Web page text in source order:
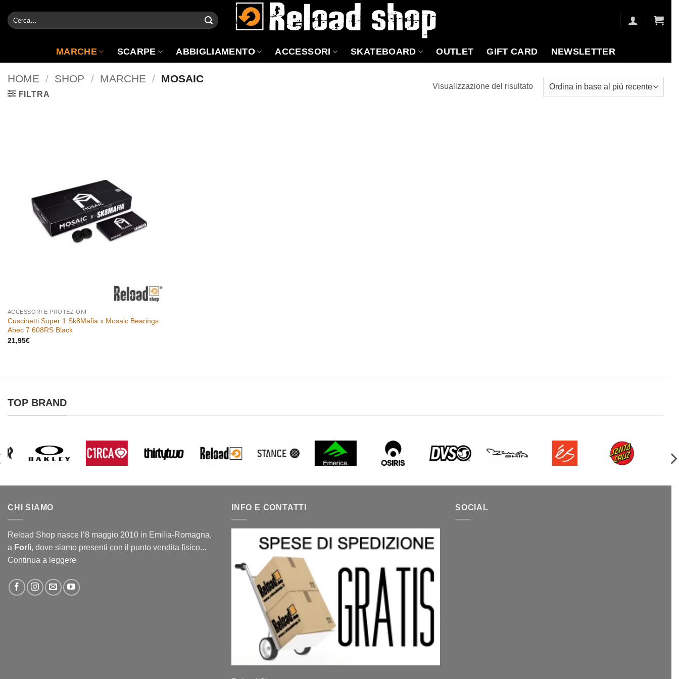
contenuti
Cerca:
MARCHE SCARPE ABBIGLIAMENTO ACCESSORI SKATEBOARD OUTLET GIFT CARD NEWSLETTER
HOME / SHOP / MARCHE / MOSAIC
FILTRA
Visualizzazione del risultato
ACCESSORI E PROTEZIONI
Cuscinetti Super 1 Sk8Mafia x Mosaic Bearings
Abec 7 608RS Black
21,95€
TOP BRAND
CHI SIAMO
Reload Shop nasce l’8 maggio 2010 in Emilia-Romagna,
a Forlì, dove siamo presenti con il punto vendita fisico...
Continua a leggere
INFO E CONTATTI SOCIAL